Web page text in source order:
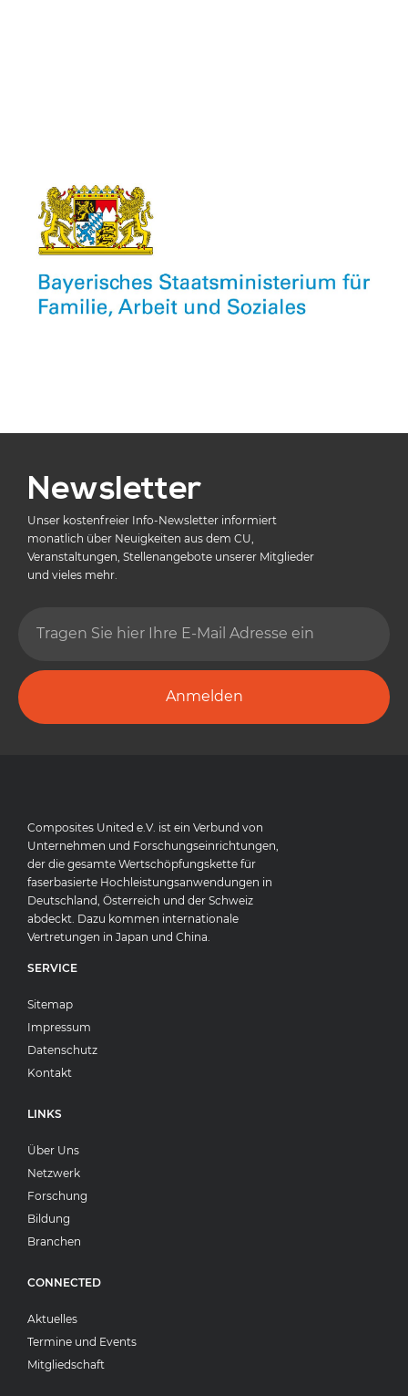
Newsletter
Unser kostenfreier Info-Newsletter informiert
monatlich über Neuigkeiten aus dem CU,
Veranstaltungen, Stellenangebote unserer Mitglieder
und vieles mehr.
Anmelden
Composites United e.V. ist ein Verbund von
Unternehmen und Forschungseinrichtungen,
der die gesamte Wertschöpfungskette für
faserbasierte Hochleistungsanwendungen in
Deutschland, Österreich und der Schweiz
abdeckt. Dazu kommen internationale
Vertretungen in Japan und China.
SERVICE
Sitemap
Impressum
Datenschutz
Kontakt
LINKS
Über Uns
Netzwerk
Forschung
Bildung
Branchen
CONNECTED
Aktuelles
Termine und Events
Mitgliedschaft